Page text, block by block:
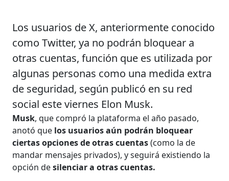
Los usuarios de X, anteriormente conocido
como Twitter, ya no podrán bloquear a
otras cuentas, función que es utilizada por
algunas personas como una medida extra
de seguridad, según publicó en su red
social este viernes Elon Musk.
Musk, que compró la plataforma el año pasado,
anotó que los usuarios aún podrán bloquear
ciertas opciones de otras cuentas(como la de
mandar mensajes privados), y seguirá existiendo la
opción desilenciar a otras cuentas.